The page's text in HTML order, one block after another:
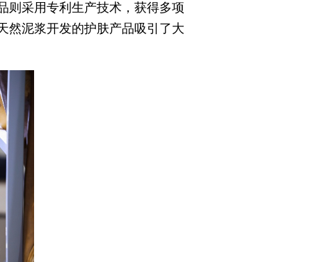
则采用专利生产技术，获得多项
然泥浆开发的护肤产品吸引了大